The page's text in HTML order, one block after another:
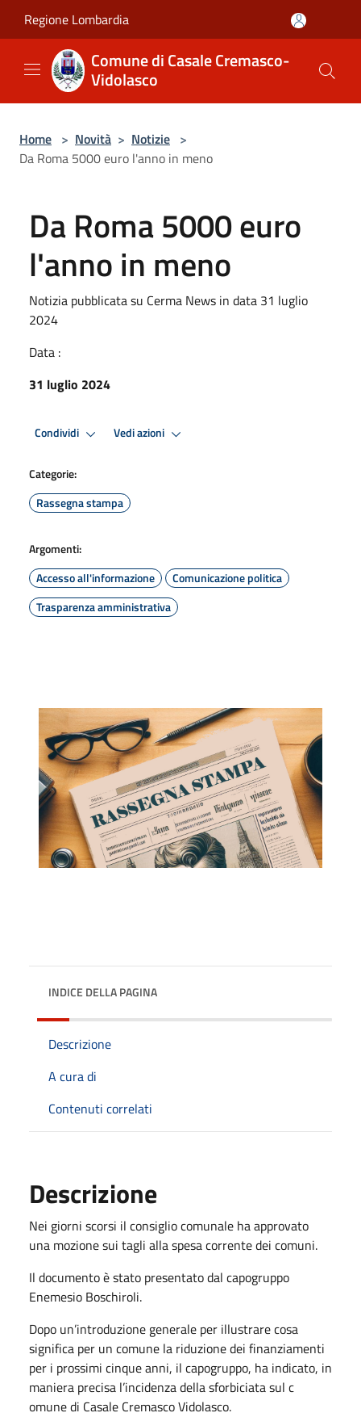
Regione Lombardia
Comune di Casale Cremasco-
Vidolasco
Home > Novità > Notizie >
Da Roma 5000 euro l'anno in meno
Da Roma 5000 euro
l'anno in meno
Notizia pubblicata su Cerma News in data 31 luglio
2024
Data :
31 luglio 2024
Condividi Vedi azioni
Categorie:
Rassegna stampa
Argomenti:
Accesso all'informazione
Comunicazione politica
Trasparenza amministrativa
INDICE DELLA PAGINA
Descrizione
A cura di
Contenuti correlati
Descrizione
Nei giorni scorsi il consiglio comunale ha approvato
una mozione sui tagli alla spesa corrente dei comuni.
Il documento è stato presentato dal capogruppo
Enemesio Boschiroli.
Dopo un’introduzione generale per illustrare cosa
significa per un comune la riduzione dei finanziamenti
per i prossimi cinque anni, il capogruppo, ha indicato, in
maniera precisa l’incidenza della sforbiciata sul c
omune di Casale Cremasco Vidolasco.